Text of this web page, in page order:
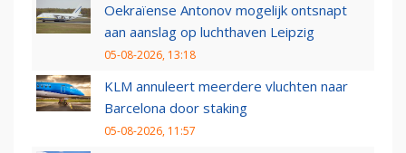
Oekraïense Antonov mogelijk ontsnapt
aan aanslag op luchthaven Leipzig
05-08-2026, 13:18
KLM annuleert meerdere vluchten naar
Barcelona door staking
05-08-2026, 11:57